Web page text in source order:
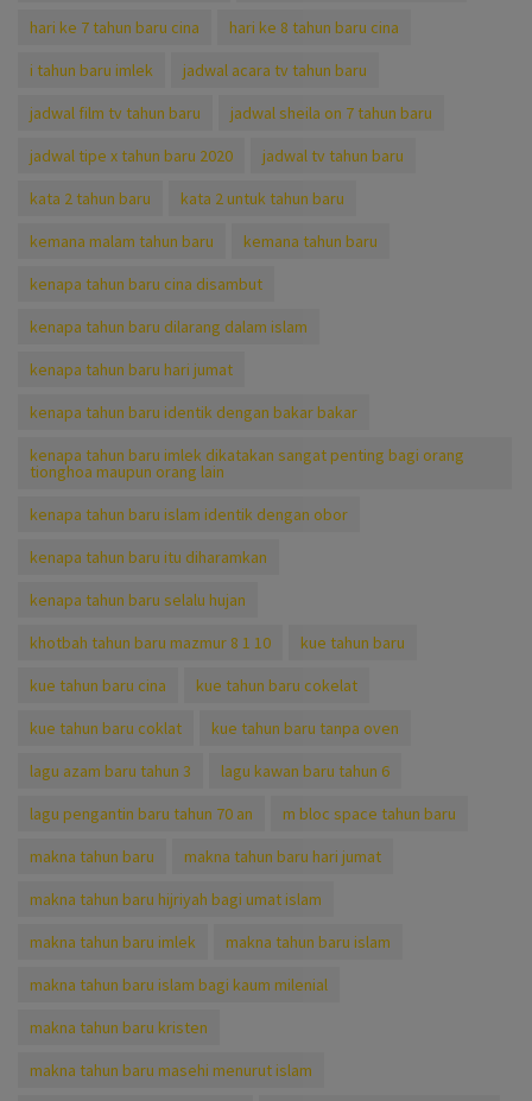
hari ke 7 tahun baru cina
hari ke 8 tahun baru cina
i tahun baru imlek
jadwal acara tv tahun baru
jadwal film tv tahun baru
jadwal sheila on 7 tahun baru
jadwal tipe x tahun baru 2020
jadwal tv tahun baru
kata 2 tahun baru
kata 2 untuk tahun baru
kemana malam tahun baru
kemana tahun baru
kenapa tahun baru cina disambut
kenapa tahun baru dilarang dalam islam
kenapa tahun baru hari jumat
kenapa tahun baru identik dengan bakar bakar
kenapa tahun baru imlek dikatakan sangat penting bagi orang
tionghoa maupun orang lain
kenapa tahun baru islam identik dengan obor
kenapa tahun baru itu diharamkan
kenapa tahun baru selalu hujan
khotbah tahun baru mazmur 8 1 10
kue tahun baru
kue tahun baru cina
kue tahun baru cokelat
kue tahun baru coklat
kue tahun baru tanpa oven
lagu azam baru tahun 3
lagu kawan baru tahun 6
lagu pengantin baru tahun 70 an
m bloc space tahun baru
makna tahun baru
makna tahun baru hari jumat
makna tahun baru hijriyah bagi umat islam
makna tahun baru imlek
makna tahun baru islam
makna tahun baru islam bagi kaum milenial
makna tahun baru kristen
makna tahun baru masehi menurut islam